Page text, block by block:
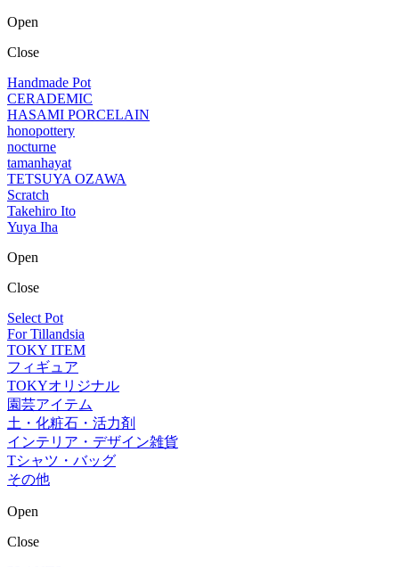
Open
Close
Handmade Pot
CERADEMIC
HASAMI PORCELAIN
honopottery
nocturne
tamanhayat
TETSUYA OZAWA
Scratch
Takehiro Ito
Yuya Iha
Open
Close
Select Pot
For Tillandsia
TOKY ITEM
フィギュア
TOKYオリジナル
園芸アイテム
土・化粧石・活力剤
インテリア・デザイン雑貨
Tシャツ・バッグ
その他
Open
Close